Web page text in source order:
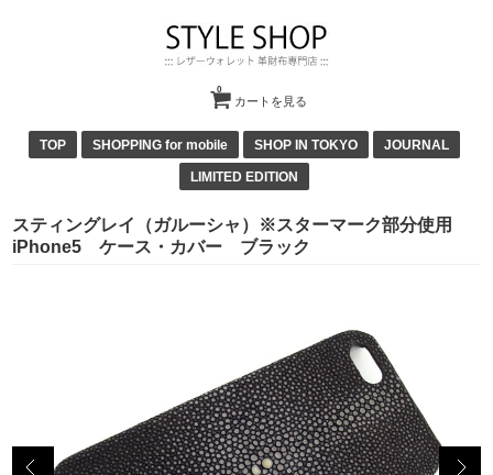
カートを見る
0
TOP SHOPPING for mobile SHOP IN TOKYO JOURNAL
LIMITED EDITION
スティングレイ（ガルーシャ）※スターマーク部分使用
iPhone5 ケース・カバー ブラック